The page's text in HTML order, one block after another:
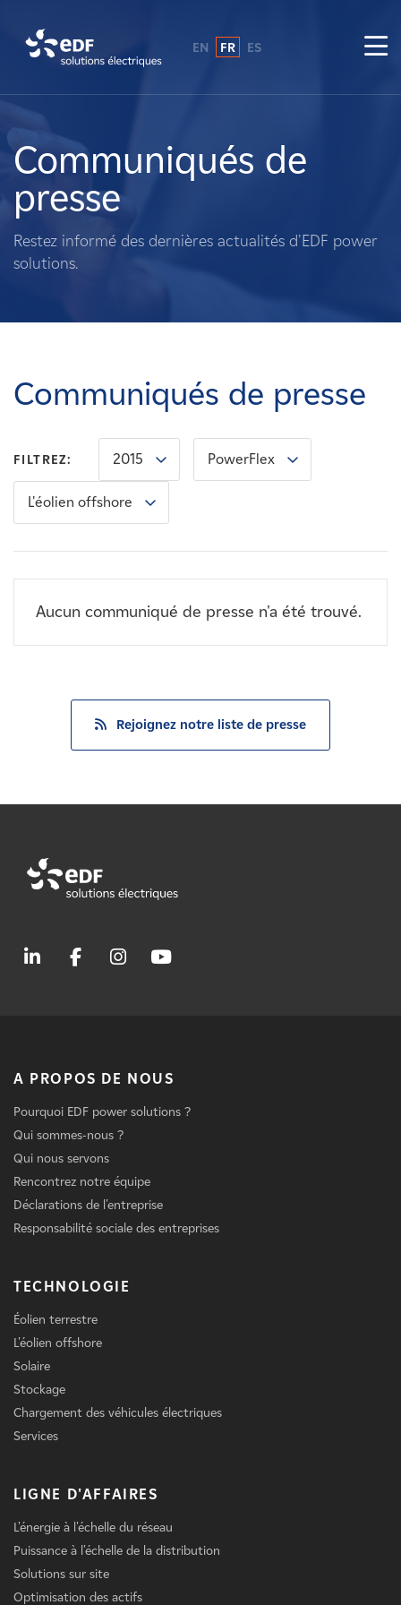
A propos de nous
Ce que nous faisons
Propriétaires fonciers
Carrières
Nouvelles
Contactez-nous
EN FR ES
Communiqués de
presse
Restez informé des dernières actualités d'EDF power
solutions.
Communiqués de presse
FILTREZ: 2015 PowerFlex
L'éolien offshore
Aucun communiqué de presse n'a été trouvé.
Rejoignez notre liste de presse
A PROPOS DE NOUS
Pourquoi EDF power solutions ?
Qui sommes-nous ?
Qui nous servons
Rencontrez notre équipe
Déclarations de l'entreprise
Responsabilité sociale des entreprises
TECHNOLOGIE
Éolien terrestre
L'éolien offshore
Solaire
Stockage
Chargement des véhicules électriques
Services
LIGNE D'AFFAIRES
L'énergie à l'échelle du réseau
Puissance à l'échelle de la distribution
Solutions sur site
Optimisation des actifs